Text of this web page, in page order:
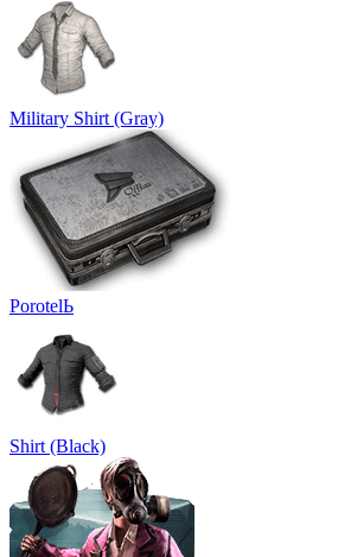
Military Shirt (Gray)
PorotelЬ
Shirt (Black)